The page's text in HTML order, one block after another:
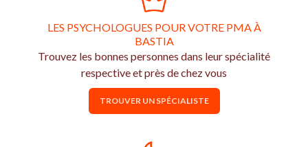
LES PSYCHOLOGUES POUR VOTRE PMA À
BASTIA
Trouvez les bonnes personnes dans leur spécialité
respective et près de chez vous
TROUVER UN SPÉCIALISTE